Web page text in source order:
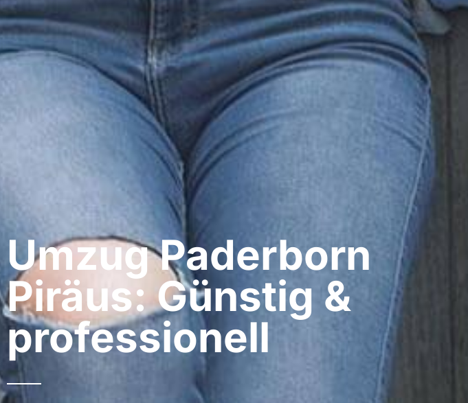
Umzug Paderborn​
Piräus: Günstig &
professionell​